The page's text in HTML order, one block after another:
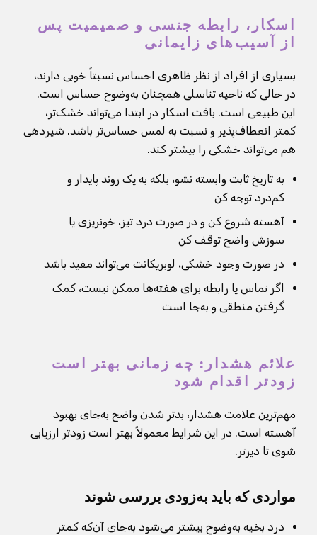
اسکار، رابطه جنسی و صمیمیت پس
از آسیب‌های زایمانی
بسیاری از افراد از نظر ظاهری احساس نسبتاً خوبی دارند،
در حالی که ناحیه تناسلی همچنان به‌وضوح حساس است.
این طبیعی است. بافت اسکار در ابتدا می‌تواند خشک‌تر،
کمتر انعطاف‌پذیر و نسبت به لمس حساس‌تر باشد. شیردهی
هم می‌تواند خشکی را بیشتر کند.
به تاریخ ثابت وابسته نشو، بلکه به یک روند پایدار و
کم‌درد توجه کن
آهسته شروع کن و در صورت درد تیز، خونریزی یا
سوزش واضح توقف کن
در صورت وجود خشکی، لوبریکانت می‌تواند مفید باشد
اگر تماس یا رابطه برای هفته‌ها ممکن نیست، کمک
گرفتن منطقی و به‌جا است
علائم هشدار: چه زمانی بهتر است
زودتر اقدام شود
مهم‌ترین علامت هشدار، بدتر شدن واضح به‌جای بهبود
آهسته است. در این شرایط معمولاً بهتر است زودتر ارزیابی
شوی تا دیرتر.
مواردی که باید به‌زودی بررسی شوند
درد بخیه به‌وضوح بیشتر می‌شود به‌جای آن‌که کمتر